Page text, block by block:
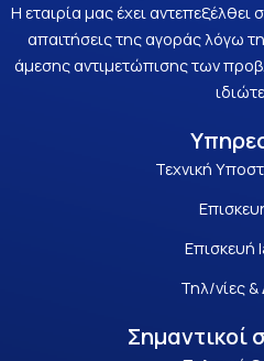
Η εταιρία μας έχει
απαιτήσεις της αγοράς λόγω
άμεσης αντιμετώπισης των
Τεχνική
Επισκευή
Τηλ/νίες &
Σημαντικοί